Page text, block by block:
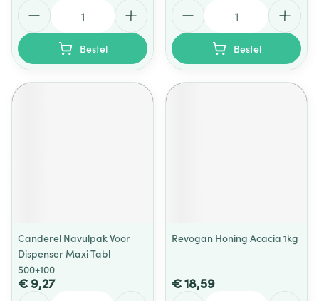
Bestel Bestel
Canderel Navulpak Voor
Dispenser Maxi Tabl
500+100
€ 9,27
Revogan Honing Acacia 1kg
€ 18,59